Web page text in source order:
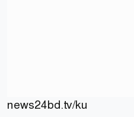
news24bd.tv/ku